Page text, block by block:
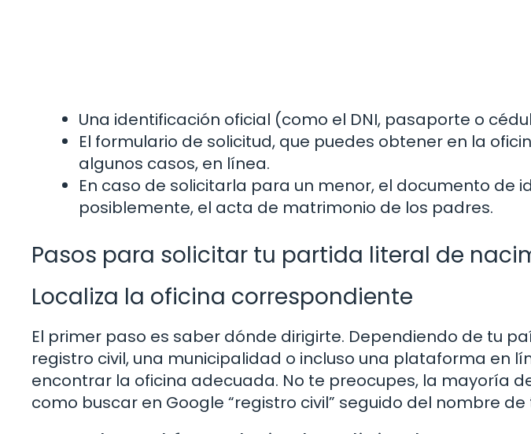
Una identificación oficial (como el DNI, pasaporte o
El formulario de solicitud, que puedes obtener en la
algunos casos, en línea.
En caso de solicitarla para un menor, el documento de
posiblemente, el acta de matrimonio de los padres.
Pasos para solicitar tu partida literal de
Localiza la oficina correspondiente
El primer paso es saber dónde dirigirte. Dependiendo de tu
registro civil, una municipalidad o incluso una plataforma en
encontrar la oficina adecuada. No te preocupes, la mayoría
como buscar en Google “registro civil” seguido del nombre de